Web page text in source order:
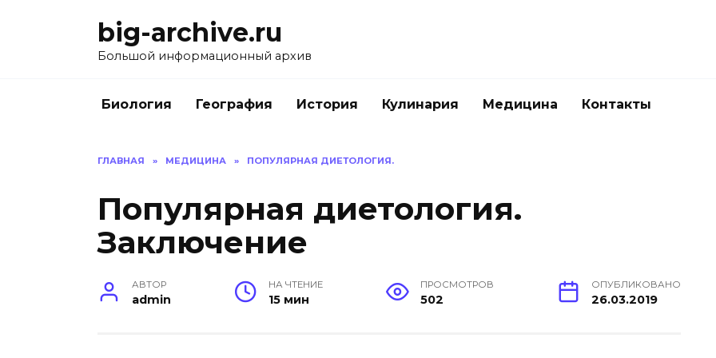
big-archive.ru
Большой информационный архив
Биология География История Кулинария Медицина Контакты
ГЛАВНАЯ » МЕДИЦИНА » ПОПУЛЯРНАЯ ДИЕТОЛОГИЯ.
Популярная диетология.
Заключение
АВТОР
admin
НА ЧТЕНИЕ
15 мин
ПРОСМОТРОВ
502
ОПУБЛИКОВАНО
26.03.2019